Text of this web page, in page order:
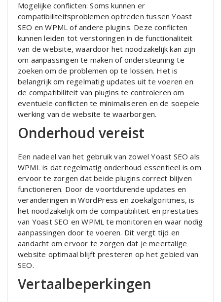
Mogelijke conflicten: Soms kunnen er
compatibiliteitsproblemen optreden tussen Yoast
SEO en WPML of andere plugins. Deze conflicten
kunnen leiden tot verstoringen in de functionaliteit
van de website, waardoor het noodzakelijk kan zijn
om aanpassingen te maken of ondersteuning te
zoeken om de problemen op te lossen. Het is
belangrijk om regelmatig updates uit te voeren en
de compatibiliteit van plugins te controleren om
eventuele conflicten te minimaliseren en de soepele
werking van de website te waarborgen.
Onderhoud vereist
Een nadeel van het gebruik van zowel Yoast SEO als
WPML is dat regelmatig onderhoud essentieel is om
ervoor te zorgen dat beide plugins correct blijven
functioneren. Door de voortdurende updates en
veranderingen in WordPress en zoekalgoritmes, is
het noodzakelijk om de compatibiliteit en prestaties
van Yoast SEO en WPML te monitoren en waar nodig
aanpassingen door te voeren. Dit vergt tijd en
aandacht om ervoor te zorgen dat je meertalige
website optimaal blijft presteren op het gebied van
SEO.
Vertaalbeperkingen